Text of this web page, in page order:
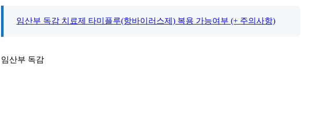
임산부 독감 치료제 타미플루(항바이러스제) 복용 가능여부 (+ 주의사항)
임산부 독감